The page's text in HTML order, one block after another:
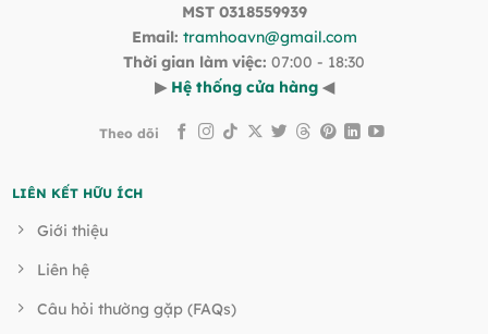
MST 0318559939
Email: tramhoavn@gmail.com
Thời gian làm việc: 07:00 - 18:30
▶ Hệ thống cửa hàng ◀
Theo dõi
LIÊN KẾT HỮU ÍCH
Giới thiệu
Liên hệ
Câu hỏi thường gặp (FAQs)